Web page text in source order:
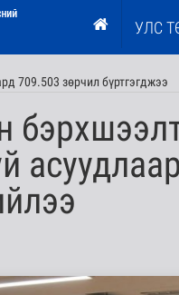
УЛС
709.503 зөрчил бүртгэгджээ